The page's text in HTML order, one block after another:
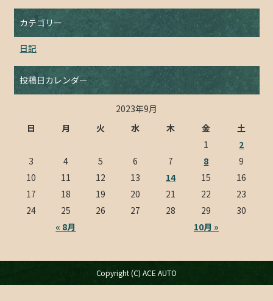
カテゴリー
日記
投稿日カレンダー
2023年9月
日
月 火 水 木 金 土
« 8月 10月 »
1
2
3
4 5 6 7 8
9
10
11 12 13 14 15
16
17
18 19 20 21 22
23
24
25 26 27 28 29 30
Copyright (C) ACE AUTO